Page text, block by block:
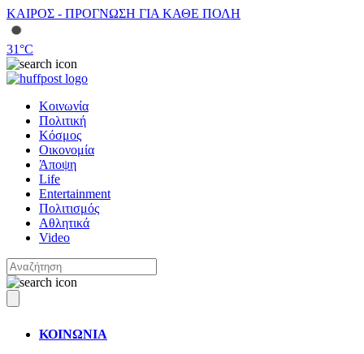
ΚΑΙΡΟΣ - ΠΡΟΓΝΩΣΗ ΓΙΑ ΚΑΘΕ ΠΟΛΗ
31°C
Κοινωνία
Πολιτική
Κόσμος
Οικονομία
Άποψη
Life
Entertainment
Πολιτισμός
Αθλητικά
Video
ΚΟΙΝΩΝΙΑ